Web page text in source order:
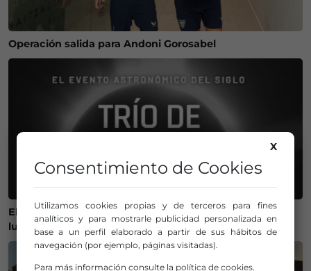
Operación salida para Andoni Gorosabel
El Gobierno lanza un visor web para encontrar el mejor
lugar donde ver el eclipse solar del 12 de agosto
X
Consentimiento de Cookies
Utilizamos cookies propias y de terceros para fines
analíticos y para mostrarle publicidad personalizada en
base a un perfil elaborado a partir de sus hábitos de
navegación (por ejemplo, páginas visitadas).
Para más información consulte la política de cookies.